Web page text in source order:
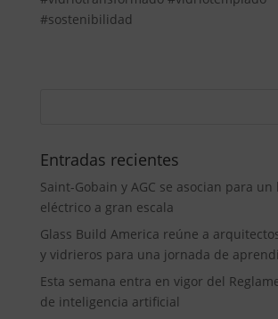
#sostenibilidad
Entradas recientes
Saint-Gobain y AGC se asocian para un
eléctrico a gran escala
Glass Build America reúne a
y vidrieros para una jornada de
Esta semana entra en vigor del
de inteligencia artificial